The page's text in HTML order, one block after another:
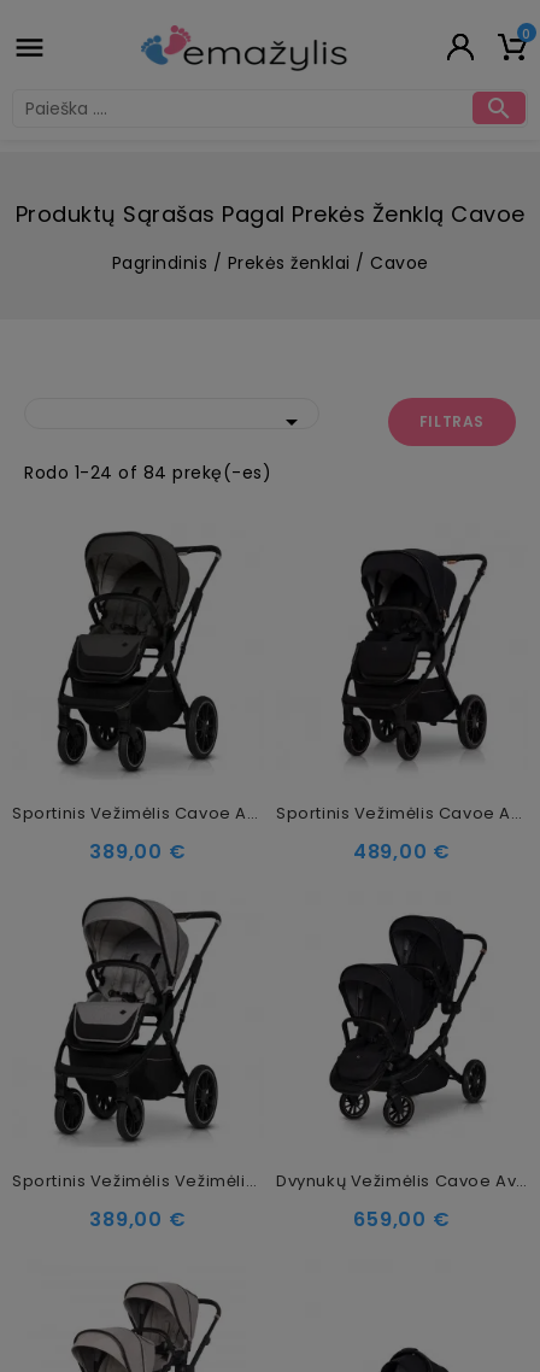
 0

Produktų Sąrašas Pagal Prekės Ženklą Cavoe
Pagrindinis Prekės ženklai Cavoe
 FILTRAS
Rodo 1-24 of 84 prekę(-es)
Sportinis Vežimėlis Cavoe Axo Comfort Shadow
389,00 €
Sportinis Vežimėlis Cavoe Axo Style Meteorite
489,00 €
Sportinis Vežimėlis Vežimėlis Cavoe Axo Comfort Frost
389,00 €
Dvynukų Vežimėlis Cavoe Avec Meteorite
659,00 €